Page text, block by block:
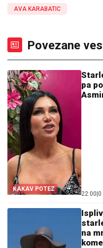
AVA KARABATIC
Povezane
KAKAV POTEZ
pa
22:00|0
na